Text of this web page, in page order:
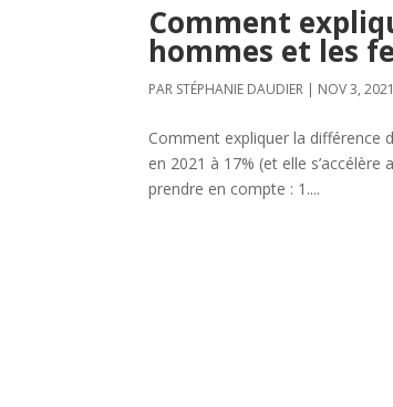
Comment
hommes et les
PAR STÉPHANIE DAUDIER | NOV 3, 2021
Comment expliquer la différence
en 2021 à 17% (et elle
prendre en compte : 1....